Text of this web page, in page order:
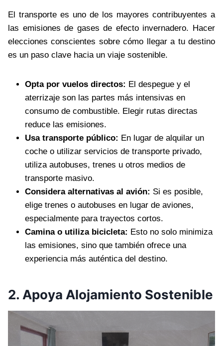
El transporte es uno de los mayores contribuyentes a
las emisiones de gases de efecto invernadero. Hacer
elecciones conscientes sobre cómo llegar a tu destino
es un paso clave hacia un viaje sostenible.
Opta por vuelos directos: El despegue y el
aterrizaje son las partes más intensivas en
consumo de combustible. Elegir rutas directas
reduce las emisiones.
Usa transporte público: En lugar de alquilar un
coche o utilizar servicios de transporte privado,
utiliza autobuses, trenes u otros medios de
transporte masivo.
Considera alternativas al avión: Si es posible,
elige trenes o autobuses en lugar de aviones,
especialmente para trayectos cortos.
Camina o utiliza bicicleta: Esto no solo minimiza
las emisiones, sino que también ofrece una
experiencia más auténtica del destino.
2. Apoya Alojamiento Sostenible